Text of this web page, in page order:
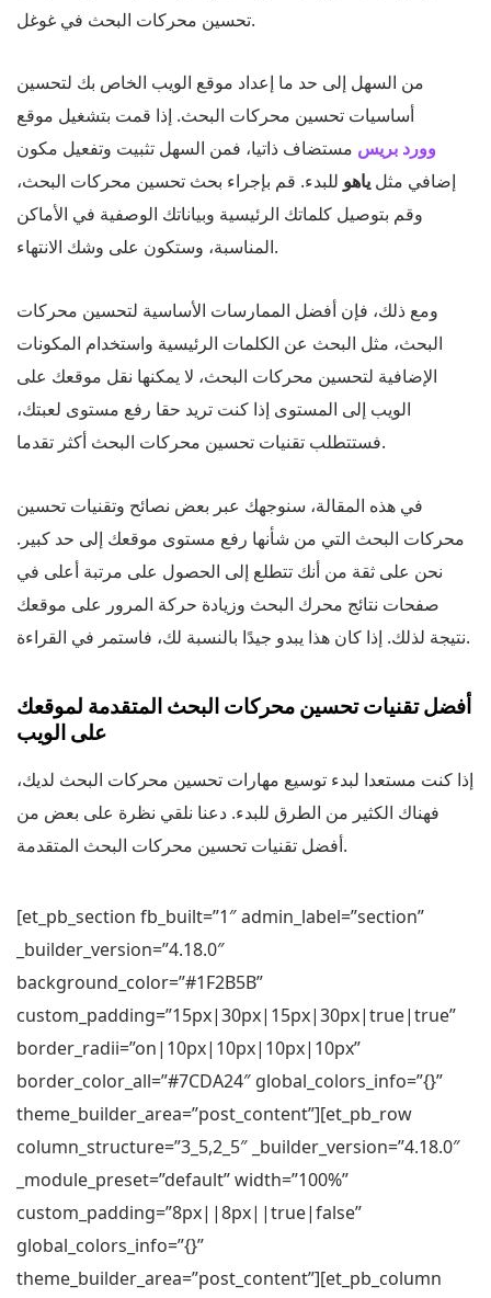
تحسين محركات البحث في غوغل.
من السهل إلى حد ما إعداد موقع الويب الخاص بك لتحسين
أساسيات تحسين محركات البحث. إذا قمت بتشغيل موقع
وورد بريس مستضاف ذاتيا، فمن السهل تثبيت وتفعيل مكون
إضافي مثل ياهو للبدء. قم بإجراء بحث تحسين محركات البحث،
وقم بتوصيل كلماتك الرئيسية وبياناتك الوصفية في الأماكن
المناسبة، وستكون على وشك الانتهاء.
ومع ذلك، فإن أفضل الممارسات الأساسية لتحسين محركات
البحث، مثل البحث عن الكلمات الرئيسية واستخدام المكونات
الإضافية لتحسين محركات البحث، لا يمكنها نقل موقعك على
الويب إلى المستوى إذا كنت تريد حقا رفع مستوى لعبتك،
فستتطلب تقنيات تحسين محركات البحث أكثر تقدما.
في هذه المقالة، سنوجهك عبر بعض نصائح وتقنيات تحسين
محركات البحث التي من شأنها رفع مستوى موقعك إلى حد كبير.
نحن على ثقة من أنك تتطلع إلى الحصول على مرتبة أعلى في
صفحات نتائج محرك البحث وزيادة حركة المرور على موقعك
نتيجة لذلك. إذا كان هذا يبدو جيدًا بالنسبة لك، فاستمر في القراءة.
أفضل تقنيات تحسين محركات البحث المتقدمة لموقعك
على الويب
إذا كنت مستعدا لبدء توسيع مهارات تحسين محركات البحث لديك،
فهناك الكثير من الطرق للبدء. دعنا نلقي نظرة على بعض من
أفضل تقنيات تحسين محركات البحث المتقدمة.
[et_pb_section fb_built=”1″ admin_label=”section”
_builder_version=”4.18.0″
background_color=”#1F2B5B”
custom_padding=”15px|30px|15px|30px|true|true”
border_radii=”on|10px|10px|10px|10px”
border_color_all=”#7CDA24″ global_colors_info=”{}”
theme_builder_area=”post_content”][et_pb_row
column_structure=”3_5,2_5″ _builder_version=”4.18.0″
_module_preset=”default” width=”100%”
custom_padding=”8px||8px||true|false”
global_colors_info=”{}”
theme_builder_area=”post_content”][et_pb_column